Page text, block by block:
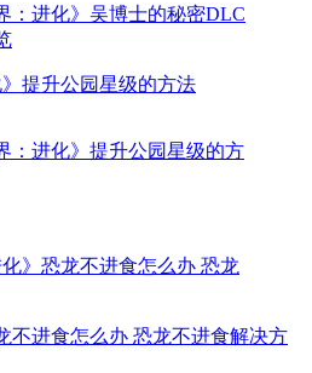
》提升公园星级的方法
不进食怎么办 恐龙不进食解决方